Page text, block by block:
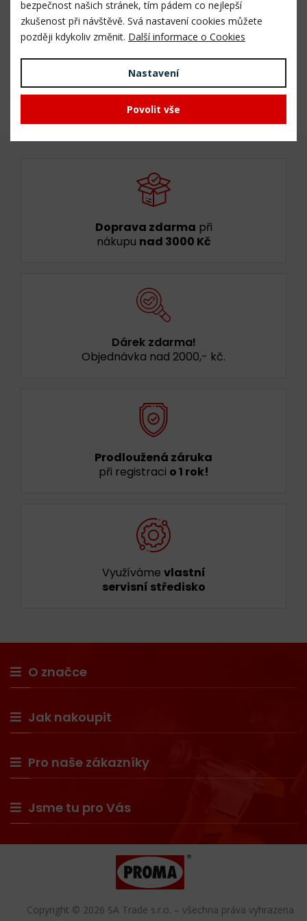
Technická data
0,6 kg
Doprava zdarma při
nákupu nad 3000 Kč
Dárek zdarma!
Objednávka nad 2000,- kč.
Prodloužená záruka
při registraci o 1 rok!
Využíváme vlastní
servisní středisko
O značce
Jak nakoupit
Pro naše zákazníky
Jsme tu pro Vás
Copyright © 2026 SA Trade s.r.o. – všechna práva vyhrazena
bezpečnost našich stránek, tím pádem co nejlepší
zkušenost při návštěvě. Svá nastavení cookies můžete
později kdykoliv změnit. Další informace o Cookies
Nastavení
Povolit vše